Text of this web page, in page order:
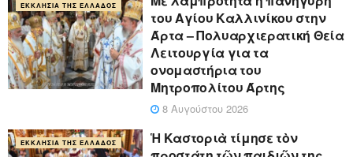
ΕΚΚΛΗΣΊΑ ΤΗΣ ΕΛΛΆΔΟΣ
του Αγίου Καλλινίκου στην
Άρτα – Πολυαρχιερατική Θεία
Λειτουργία για τα
ονομαστήρια του
Μητροπολίτου Άρτης
8 Αυγούστου 2026
ΕΚΚΛΗΣΊΑ ΤΗΣ ΕΛΛΆΔΟΣ
Ἡ Καστοριὰ τίμησε τὸν